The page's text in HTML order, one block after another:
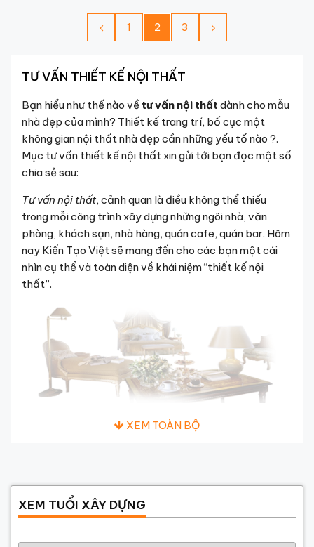
1 2 3
TƯ VẤN THIẾT KẾ NỘI THẤT
Bạn hiểu như thế nào về tư vấn nội thất dành cho mẫu
nhà đẹp của mình? Thiết kế trang trí, bố cục một
không gian nội thất nhà đẹp cần những yếu tố nào ?.
Mục tư vấn thiết kế nội thất xin gửi tới bạn đọc một số
chia sẻ sau:
Tư vấn nội thất, cảnh quan là điều không thể thiếu
trong mỗi công trình xây dựng những ngôi nhà, văn
phòng, khách sạn, nhà hàng, quán cafe, quán bar. Hôm
nay Kiến Tạo Việt sẽ mang đến cho các bạn một cái
nhìn cụ thể và toàn diện về khái niệm “thiết kế nội
thất”.
có thể áp dụng và o rất nhiều loại
không chỉ nằm ở việc phân khu chức năng các phòng,
bố trí các phương tiện sinh hoạt – mà trên hết nội thất
XEM TUỔI XÂY DỰNG